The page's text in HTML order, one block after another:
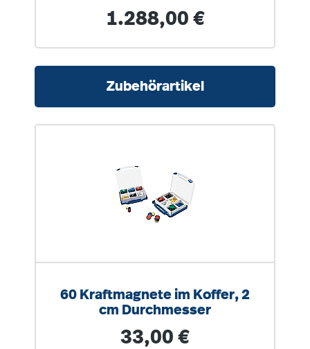
Regulärer Preis:
1.288,00 €
Zubehörartikel
60 Kraftmagnete im Koffer, 2
cm Durchmesser
Regulärer Preis:
33,00 €